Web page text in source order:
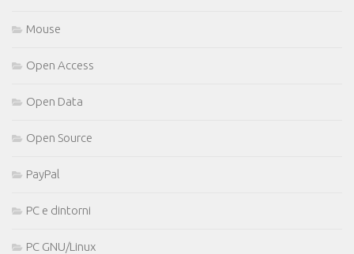
Mouse
Open Access
Open Data
Open Source
PayPal
PC e dintorni
PC GNU/Linux